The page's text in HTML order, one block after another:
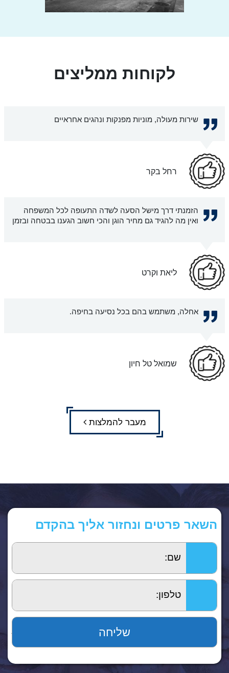
לקוחות ממליצים
שירות מעולה, מוניות מפנקות ונהגים אחראיים
רחל בקר
הזמנתי דרך מישל הסעה לשדה התעופה לכל המשפחה
ואין מה להגיד גם מחיר הוגן והכי חשוב הגענו בבטחה ובזמן
ליאת וקרט
אחלה, משתמש בהם בכל נסיעה בחיפה.
שמואל טל חיון
מעבר להמלצות
השאר פרטים ונחזור אליך בהקדם